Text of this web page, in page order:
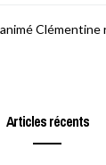
Clémentine
Articles récents